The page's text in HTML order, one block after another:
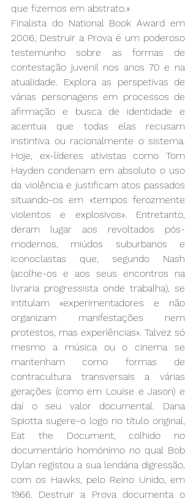
que fizemos em abstrato.»
Finalista do National Book Award em
2006, Destruir a Prova é um poderoso
testemunho sobre as formas de
contestação juvenil nos anos 70 e na
atualidade. Explora as perspetivas de
várias personagens em processos de
afirmação e busca de identidade e
acentua que todas elas recusam
instintiva ou racionalmente o sistema.
Hoje, ex-líderes ativistas como Tom
Hayden condenam em absoluto o uso
da violência e justificam atos passados
situando-os em «tempos ferozmente
violentos e explosivos». Entretanto,
deram lugar aos revoltados pós-
modernos, miúdos suburbanos e
iconoclastas que, segundo Nash
(acolhe-os e aos seus encontros na
livraria progressista onde trabalha), se
intitulam «experimentadores e não
organizam manifestações nem
protestos, mas experiências». Talvez só
mesmo a música ou o cinema se
mantenham como formas de
contracultura transversais a várias
gerações (como em Louise e Jason) e
daí o seu valor documental. Dana
Spiotta sugere-o logo no título original,
Eat the Document, colhido no
documentário homónimo no qual Bob
Dylan registou a sua lendária digressão,
com os Hawks, pelo Reino Unido, em
1966. Destruir a Prova documenta o